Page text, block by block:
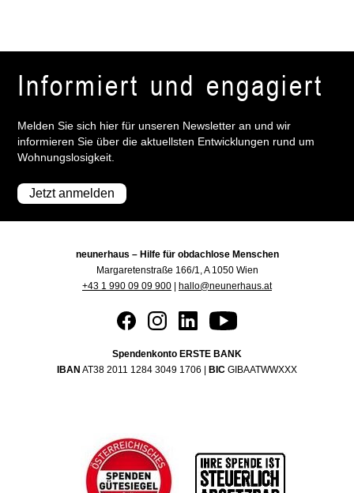
Informiert und engagiert
Melden Sie sich hier für unseren Newsletter an und wir
informieren Sie über die aktuellsten Entwicklungen rund um
Wohnungslosigkeit.
Jetzt anmelden
neunerhaus – Hilfe für obdachlose Menschen
Margaretenstraße 166/1, A 1050 Wien
+43 1 990 09 09 900
hallo@neunerhaus.at
Spendenkonto ERSTE BANK
IBAN AT38 2011 1284 3049 1706 | BIC GIBAATWWXXX